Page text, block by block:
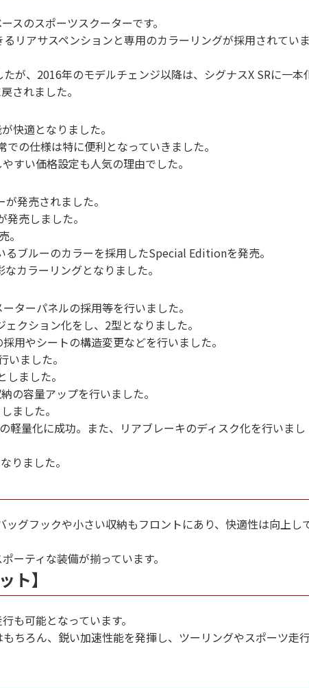
スのスポーツスクーターです。
リアサスペンションと専用のカラーリングが採用されていま
が、2016年のモデルチェンジ以降は、シグナスX SRに一本
されました。
快適となりました。
の仕様は特に便利となっていきました。
すい価格設定も人気の理由でした。
発売されました。
売しました。
。
ブルーのカラーを採用したSpecial Editionを発売。
カラーリングとなりました。
ターパネルの採用等を行いました。
クション化をし、2型となりました。
用やシートの構造変更などを行いました。
ました。
ました。
の容量アップを行いました。
ました。
軽量化に成功。また、リアブレーキのディスク化を行いまし
りました。
グフックや小さい収納もフロントにあり、快適性は向上し
ーティな装備が揃っています。
ト】
も可能となっています。
ちろん、鋭い加速性能を発揮し、ツーリングやスポーツ走